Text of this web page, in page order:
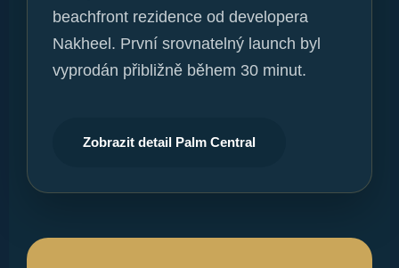
beachfront rezidence od developera
Nakheel. První srovnatelný launch byl
vyprodán přibližně během 30 minut.
Zobrazit detail Palm Central